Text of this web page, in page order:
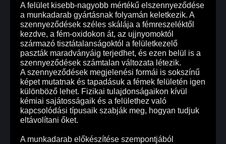
A felület kisebb-nagyobb mértékű elszennyeződése
a munkadarab gyártásnak folyamán keletkezik. A
szennyeződések széles skálája a fémreszeléktől
kezdve, a fém-oxidokon át, az ujjnyomoktól
származó tisztátalanságoktól a felületkezelő
paszták maradványáig terjedhet, és ezen belül is a
szennyeződések számtalan változata létezik.
A szennyeződések megjelenési formái is sokszínű
képet mutatnak és tapadásuk a fémek felületén igen
különböző lehet. Fizikai tulajdonságaikon kívül
kémiai sajátosságaik és a felülethez való
kapcsolódási típusaik szabják meg, hogyan tudjuk
eltávolítani őket.
A munkadarab előkészítése szempontjából